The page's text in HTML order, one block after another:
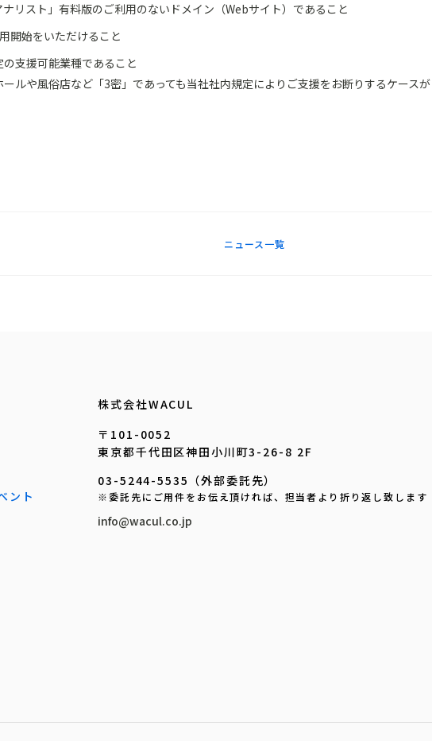
リスト」有料版のご利用のないドメイン（Webサイト）であること
開始をいただけること
支援可能業種であること
ルや風俗店など「3密」であっても当社社内規定によりご支援をお断りするケース
ニュース一覧
ント
株式会社WACUL
〒101-0052
東京都千代田区神田小川町3-26-8 2F
03-5244-5535（外部委託先）
※委託先にご用件をお伝え頂ければ、担当者より折り返し致します
info@wacul.co.jp